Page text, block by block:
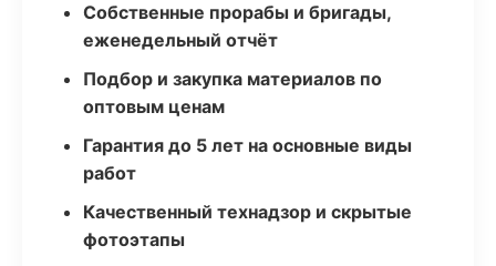
Собственные прорабы и бригады,
еженедельный отчёт
Подбор и закупка материалов по
оптовым ценам
Гарантия до 5 лет на основные виды
работ
Качественный технадзор и скрытые
фотоэтапы